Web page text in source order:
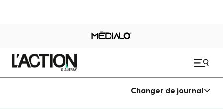
Changer de journal